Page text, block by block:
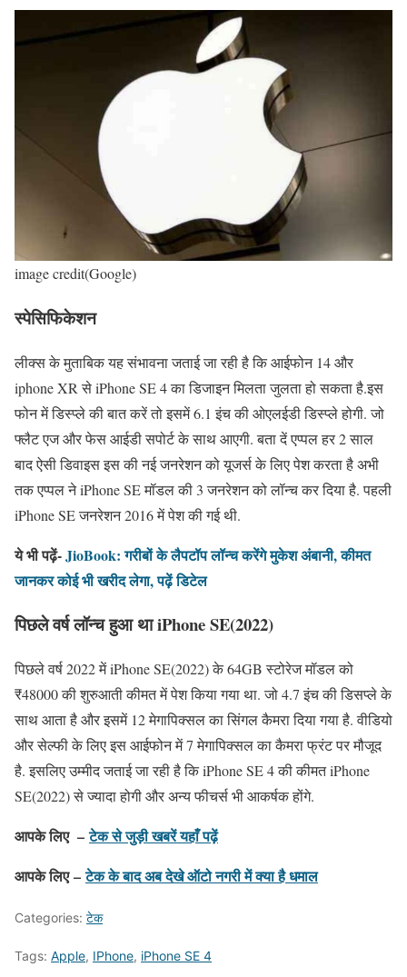
image credit(Google)
स्पेसिफिकेशन
लीक्स के मुताबिक यह संभावना जताई जा रही है कि आईफोन 14 और
iphone XR से iPhone SE 4 का डिजाइन मिलता जुलता हो सकता है.इस
फोन में डिस्प्ले की बात करें तो इसमें 6.1 इंच की ओएलईडी डिस्प्ले होगी. जो
फ्लैट एज और फेस आईडी सपोर्ट के साथ आएगी. बता दें एप्पल हर 2 साल
बाद ऐसी डिवाइस इस की नई जनरेशन को यूजर्स के लिए पेश करता है अभी
तक एप्पल ने iPhone SE मॉडल की 3 जनरेशन को लॉन्च कर दिया है. पहली
iPhone SE जनरेशन 2016 में पेश की गई थी.
ये भी पढ़ें-JioBook: गरीबों के लैपटॉप लॉन्च करेंगे मुकेश अंबानी, कीमत
जानकर कोई भी खरीद लेगा, पढ़ें डिटेल
पिछले वर्ष लॉन्च हुआ था iPhone SE(2022)
पिछले वर्ष 2022 में iPhone SE(2022) के 64GB स्टोरेज मॉडल को
₹48000 की शुरुआती कीमत में पेश किया गया था. जो 4.7 इंच की डिसप्ले के
साथ आता है और इसमें 12 मेगापिक्सल का सिंगल कैमरा दिया गया है. वीडियो
और सेल्फी के लिए इस आईफोन में 7 मेगापिक्सल का कैमरा फ्रंट पर मौजूद
है. इसलिए उम्मीद जताई जा रही है कि iPhone SE 4 की कीमत iPhone
SE(2022) से ज्यादा होगी और अन्य फीचर्स भी आकर्षक होंगे.
आपके लिए –टेक से जुड़ी खबरें यहाँ पढ़ें
आपके लिए – टेक के बाद अब देखे ऑटो नगरी में क्या है धमाल
Categories: टेक
Tags: Apple, IPhone, iPhone SE 4